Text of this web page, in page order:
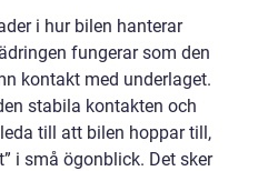
i hur bilen hanterar
fungerar som den
kontakt med underlaget.
stabila kontakten och
till att bilen hoppar till,
i små ögonblick. Det sker